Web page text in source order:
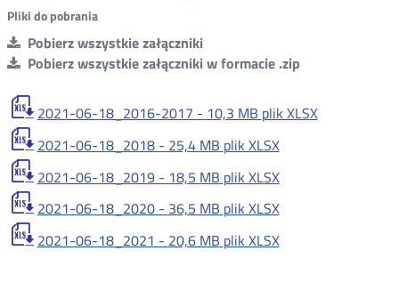
Pliki do pobrania
Pobierz wszystkie załączniki
Pobierz wszystkie załączniki w formacie .zip
2021-06-18_2016-2017 - 10,3 MB plik XLSX
2021-06-18_2018 - 25,4 MB plik XLSX
2021-06-18_2019 - 18,5 MB plik XLSX
2021-06-18_2020 - 36,5 MB plik XLSX
2021-06-18_2021 - 20,6 MB plik XLSX